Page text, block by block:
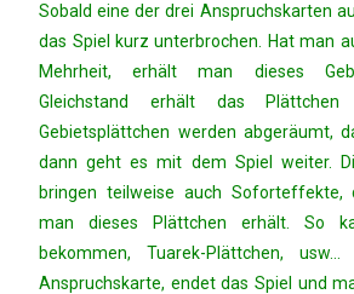
Sobald eine der drei Anspruchskarten
das Spiel kurz unterbrochen. Hat man
Mehrheit, erhält man dieses
Gleichstand erhält das Plättchen
Gebietsplättchen werden abgeräumt,
dann geht es mit dem Spiel weiter.
bringen teilweise auch Soforteffekte,
man dieses Plättchen erhält. So
bekommen, Tuarek-Plättchen,
Anspruchskarte, endet das Spiel und